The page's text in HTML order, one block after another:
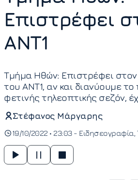
Επιστρέφει
ANT1
Τμήμα Ηθών: Επιστρέφει στον
του ΑΝΤ1, αν και διανύουμε
φετινής τηλεοπτικής σεζόν,
Στέφανος Μάργαρης
19/10/2022 • 23:03 - Ειδησεογραφία